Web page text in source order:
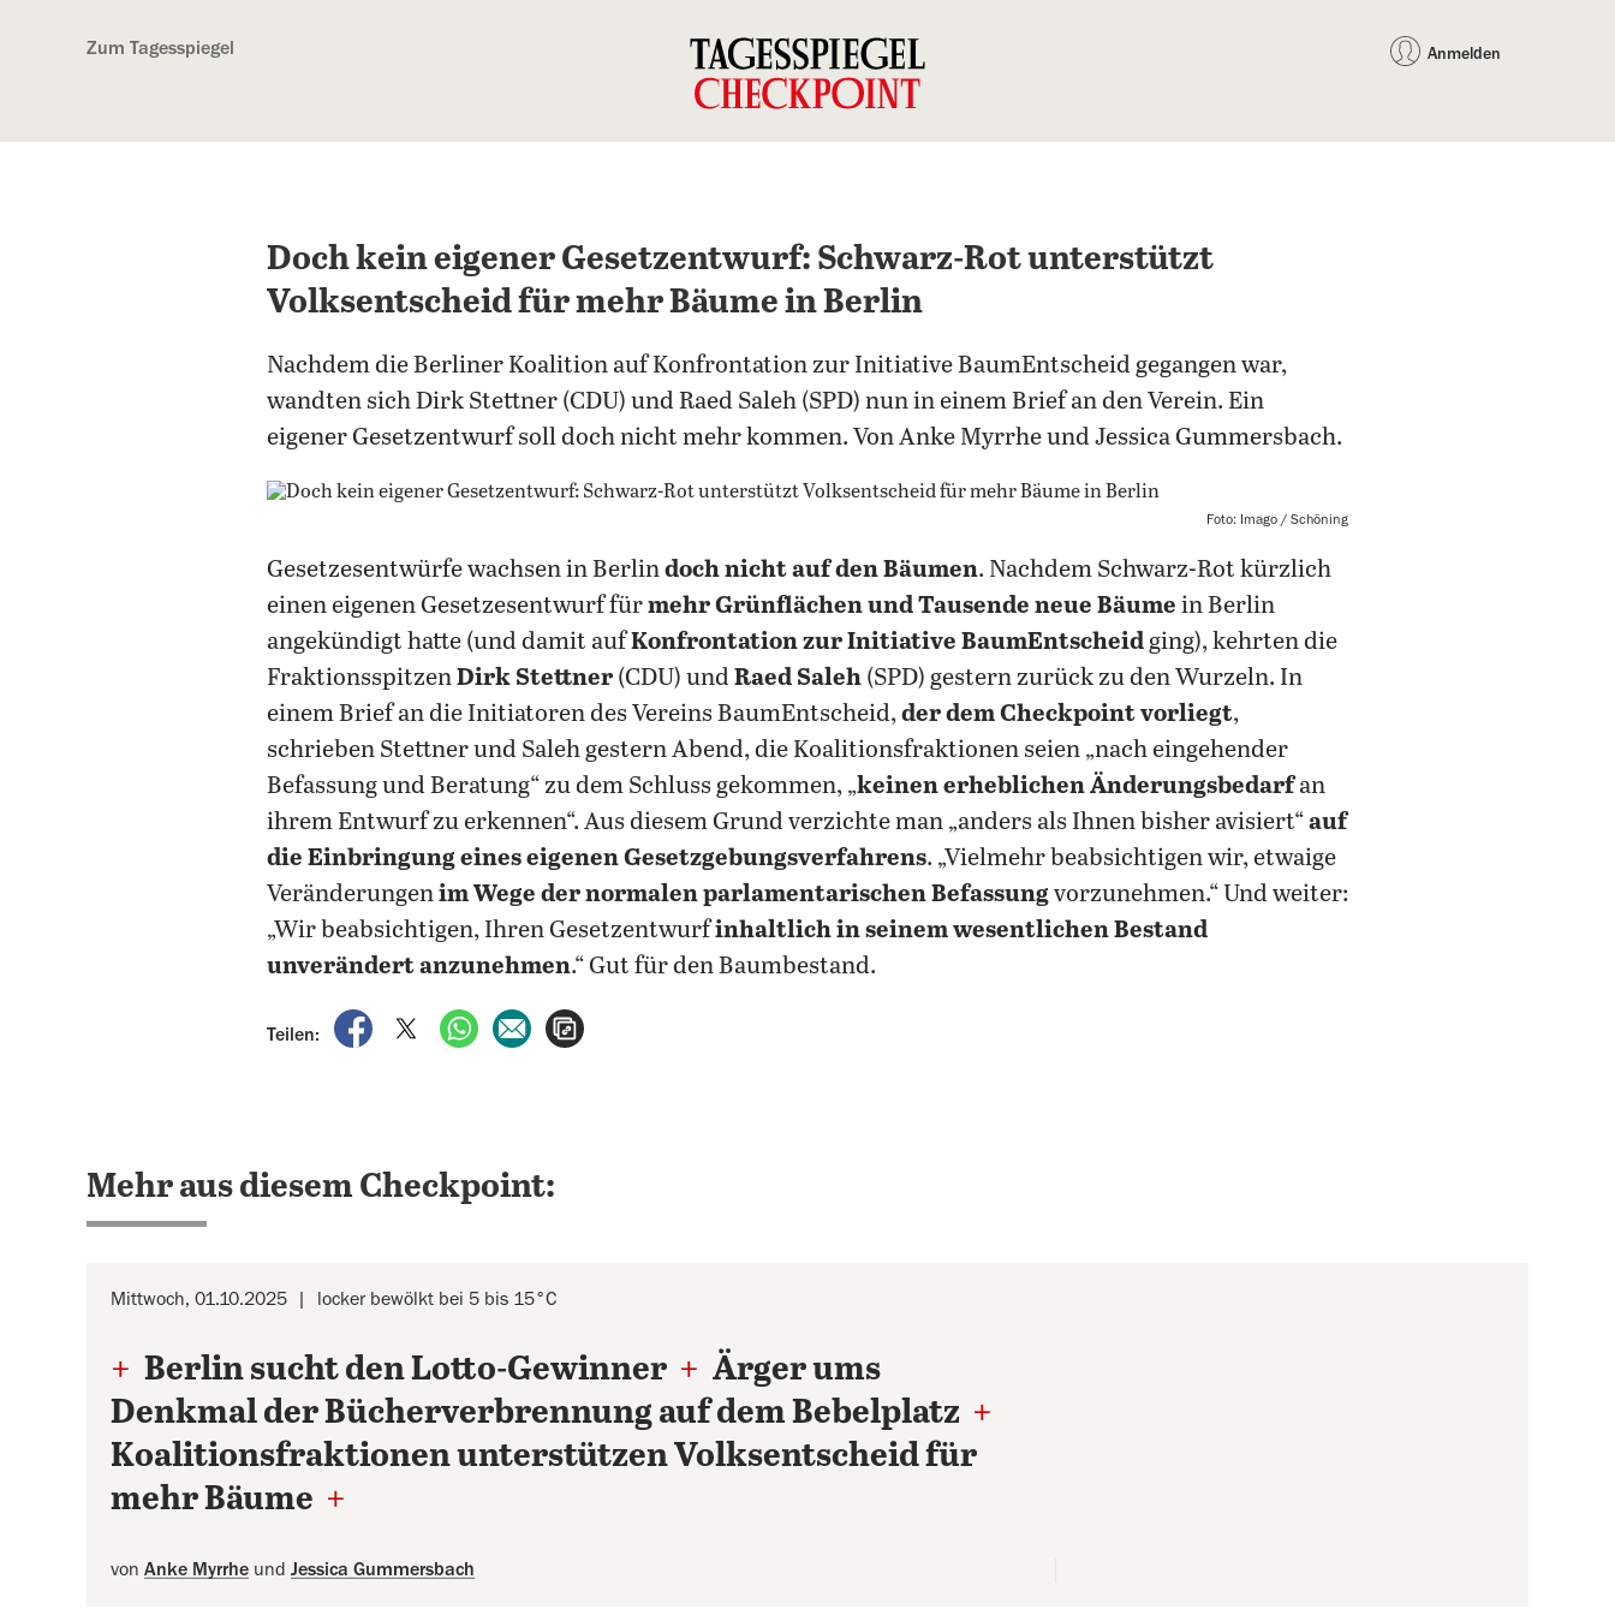
Zum Tagesspiegel Anmelden
Doch kein eigener Gesetzentwurf: Schwarz-Rot unterstützt
Volksentscheid für mehr Bäume in Berlin
Nachdem die Berliner Koalition auf Konfrontation zur Initiative BaumEntscheid gegangen war,
wandten sich Dirk Stettner (CDU) und Raed Saleh (SPD) nun in einem Brief an den Verein. Ein
eigener Gesetzentwurf soll doch nicht mehr kommen. Von Anke Myrrhe und Jessica Gummersbach.
Foto: Imago / Schöning
Gesetzesentwürfe wachsen in Berlindoch nicht auf den Bäumen. Nachdem Schwarz-Rot kürzlich
einen eigenen Gesetzesentwurf fürmehr Grünflächen und Tausende neue Bäume in Berlin
angekündigt hatte (und damit aufKonfrontation zur Initiative BaumEntscheidging), kehrten die
FraktionsspitzenDirk Stettner (CDU) undRaed Saleh (SPD) gestern zurück zu den Wurzeln. In
einem Brief an die Initiatoren des Vereins BaumEntscheid,der dem Checkpoint vorliegt,
schrieben Stettner und Saleh gestern Abend, die Koalitionsfraktionen seien „nach eingehender
Befassung und Beratung“ zu dem Schluss gekommen, „keinen erheblichen Änderungsbedarfan
ihrem Entwurf zu erkennen“. Aus diesem Grund verzichte man „anders als Ihnen bisher avisiert“auf
die Einbringung eines eigenen Gesetzgebungsverfahrens. „Vielmehr beabsichtigen wir, etwaige
Veränderungenim Wege der normalen parlamentarischen Befassungvorzunehmen.“ Und weiter:
„Wir beabsichtigen, Ihren Gesetzentwurfinhaltlich in seinem wesentlichen Bestand
unverändert anzunehmen.“ Gut für den Baumbestand.
Teilen:
auf Facebook teilen
auf X teilenper WhatsApp teilen
per E-Mail teilen
Mehr aus diesem Checkpoint:
Mittwoch, 01.10.2025 locker bewölkt bei 5 bis 15°C
+ Berlin sucht den Lotto-Gewinner + Ärger ums
Denkmal der Bücherverbrennung auf dem Bebelplatz +
Koalitionsfraktionen unterstützen Volksentscheid für
mehr Bäume +
von Anke Myrrhe und Jessica Gummersbach